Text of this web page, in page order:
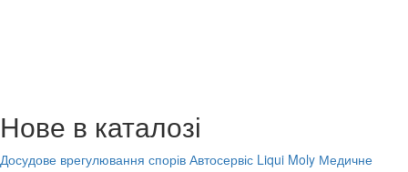
Нове в каталозі
Досудове врегулювання спорів Автосервіс Liqui Moly Медичне